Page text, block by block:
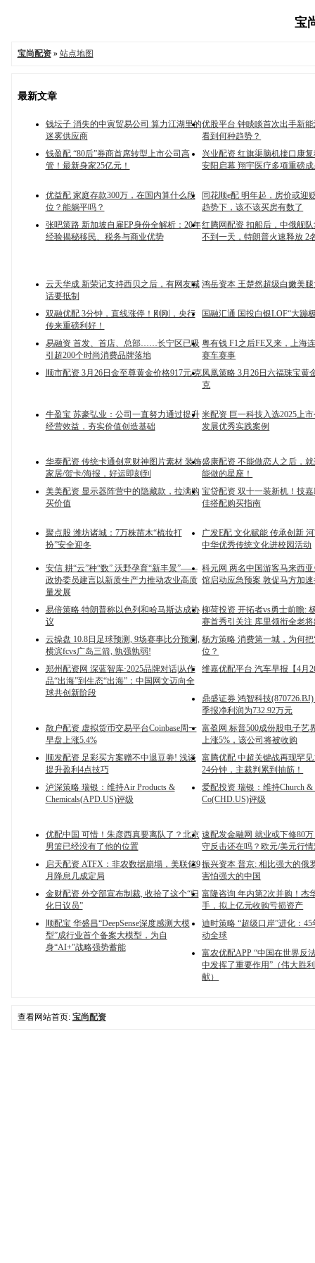
宝
宝尚配资» 站点地图
最新文章
钱坛子 消失的中寅贸易公司 算力江湖里的
迷雾供应商
优股平台 钟睒睒首次出手新
看到何种趋势？
钱盈配 “80后”券商首席转型上市公司高
管！最新身家25亿元！
兴业配资 红旗渠脑机接口康
安阳启幕 翔宇医疗多项重磅
优益配 家庭存款300万，在国内算什么段
位？能躺平吗？
同花顺e配 明年起，房价或迎
趋势下，该不该买房有数了
张吧策路 新加坡自雇EP身份全解析：20年
经验揭秘移民、税务与商业优势
红腾网配资 扣船后，中俄舰
不到一天，特朗普火速释放 2
云天华成 新荣记支持西贝之后，有网友喊
话要抵制
鸿岳资本 王楚然超级白嫩美
双融优配 3分钟，直线涨停！刚刚，央行
传来重磅利好！
国融汇通 国投白银LOF“大蹦
易融资 首发、首店、总部……长宁区已吸
引超200个时尚消费品牌落地
粤有钱 F1之后FE又来，上海
赛车赛事
顺市配资 3月26日金至尊黄金价格917元/克凤凰策略 3月26日六福珠宝黄
克
牛盈宝 苏豪弘业：公司一直努力通过提升
经营效益，夯实价值创造基础
米配资 巨一科技入选2025上
发展优秀实践案例
华泰配资 传统卡通创意财神图片素材 装饰
家居/贺卡/海报，好运即刻到
盛康配资 不能做恋人之后，
能做的星座！
美美配资 显示器阵营中的隐藏款，拉满购
买价值
宝贷配资 双十一装新机！技
佳搭配购买指南
聚点股 潍坊诸城：7万株苗木“梳妆打
扮”安全迎冬
广发E配 文化赋能 传承创新
中华优秀传统文化进校园活动
安信 耕“云”种“数” 沃野孕育“新丰景”——
政协委员建言以新质生产力推动农业高质
量发展
科元网 两名中国游客马来西
馆启动应急预案 敦促马方加
易倍策略 特朗普称以色列和哈马斯达成协
议
柳荷投资 开拓者vs勇士前瞻:
赛首秀引关注 库里领衔全老
云操盘 10.8日足球预测, 9场赛事比分预测,
横滨fcvs广岛三箭, 孰强孰弱!
杨方策略 消费第一城，为何把
位？
郑州配资网 深蓝智库·2025品牌对话|从作
品“出海”到生态“出海”：中国网文迈向全
球共创新阶段
维嘉优配平台 汽车早报【4月
鼎盛证券 鸿智科技
季报净利润为732.92万元
散户配资 虚拟货币交易平台Coinbase周一
早盘上涨5.4%
富盈网 标普500成份股电子艺
上涨5%，该公司将被收购
顺发配资 足彩买方案赠不中退豆劵! 浅谈
提升盈利4点技巧
富腾优配 中超关键战再现罕
24分钟，主裁判累到抽筋！
泸深策略 瑞银：维持Air Products &
Chemicals(APD.US)评级
爱配投资 瑞银：维持Church &
Co(CHD.US)评级
优配中国 可惜！朱彦西真要离队了？北京
男篮已经没有了他的位置
速配发金融网 就业或下修80
守反击还在吗？欧元/美元行
启天配资 ATFX：非农数据崩塌，美联储9
月降息几成定局
振兴资本 普京: 相比强大的俄
害怕强大的中国
金财配资 外交部宣布制裁, 收拾了这个“归
化日议员”
富隆咨询 年内第2次并购！杰
手，拟上亿元收购亏损资产
顺配宝 华盛昌“DeepSense深度感测大模
型”成行业首个备案大模型，为自
身“AI+”战略强势蓄能
迪时策略 “超级口岸”进化：
动全球
富农优配APP “中国在世界反
中发挥了重要作用”（伟大胜
献）
查看网站首页: 宝尚配资